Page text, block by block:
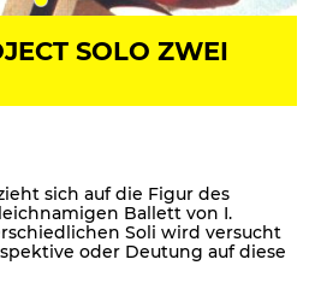
SOLO ZWEI
sich auf die Figur des
Ballett von I.
Soli wird versucht
oder Deutung auf diese